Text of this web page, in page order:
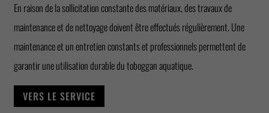
En raison de la sollicitation constante des matériaux, des travaux de
maintenance et de nettoyage doivent être effectués régulièrement. Une
maintenance et un entretien constants et professionnels permettent de
garantir une utilisation durable du toboggan aquatique.
VERS LE SERVICE